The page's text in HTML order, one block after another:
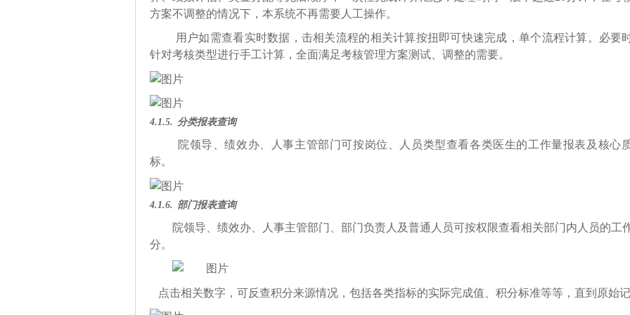
方案不调整的情况下，本系统不再需要人工操作。
用户如需查看实时数据，击相关流程的相关计算按扭即可快速完成，单个流程计算。必要
针对考核类型进行手工计算，全面满足考核管理方案测试、调整的需要。
4.1.5. 分类报表查询
院领导、绩效办、人事主管部门可按岗位、人员类型查看各类医生的工作量报表及核心
标。
4.1.6. 部门报表查询
院领导、绩效办、人事主管部门、部门负责人及普通人员可按权限查看相关部门内人员的工
分。
点击相关数字，可反查积分来源情况，包括各类指标的实际完成值、积分标准等等，直到原始记